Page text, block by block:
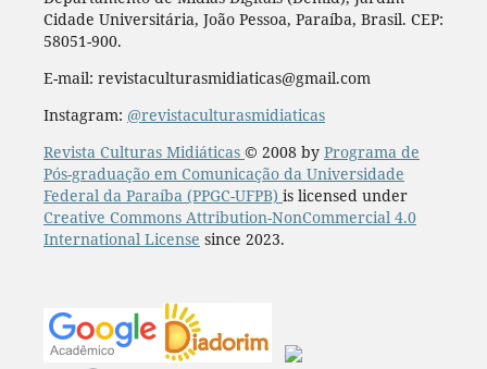
Cidade Universitária, João Pessoa, Paraíba, Brasil. CEP:
58051-900.
E-mail: revistaculturasmidiaticas@gmail.com
Instagram: @revistaculturasmidiaticas
Revista Culturas Midiáticas © 2008 by Programa de
Pós-graduação em Comunicação da Universidade
Federal da Paraíba (PPGC-UFPB) is licensed under
Creative Commons Attribution-NonCommercial 4.0
International License since 2023.